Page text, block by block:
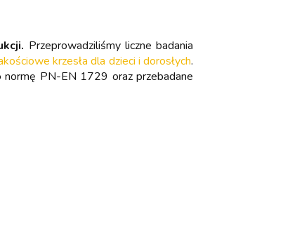
Przeprowadziliśmy liczne badania
krzesła dla dzieci i dorosłych.
normę PN-EN 1729 oraz przebadane